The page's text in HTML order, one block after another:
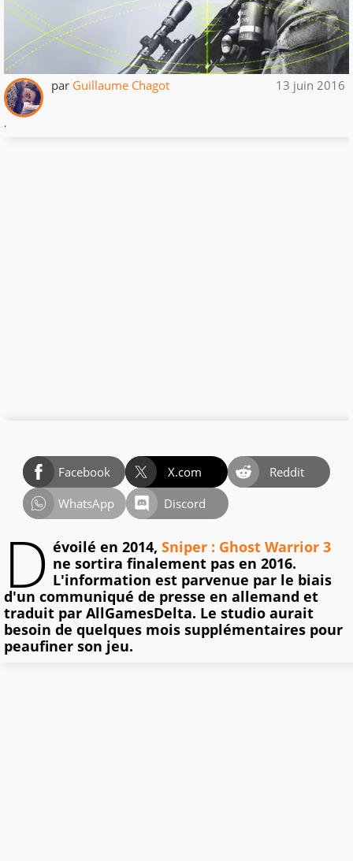
par Guillaume Chagot 13 juin 2016
.
Facebook X.com
Reddit
WhatsApp
Discord
D évoilé en 2014, Sniper : Ghost Warrior 3
ne sortira finalement pas en 2016.
L'information est parvenue par le biais
d'un communiqué de presse en allemand et
traduit par AllGamesDelta. Le studio aurait
besoin de quelques mois supplémentaires pour
peaufiner son jeu.